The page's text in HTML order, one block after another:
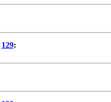
129: